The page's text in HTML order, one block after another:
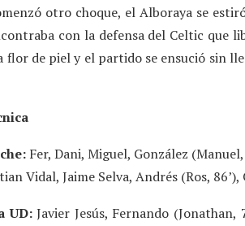
otro choque, el Alboraya se
con la defensa del Celtic que
flor de piel y el partido se ensució sin
Fer, Dani, Miguel, González
Vidal, Jaime Selva, Andrés (Ros,
UD:Javier Jesús, Fernando (Jonathan,